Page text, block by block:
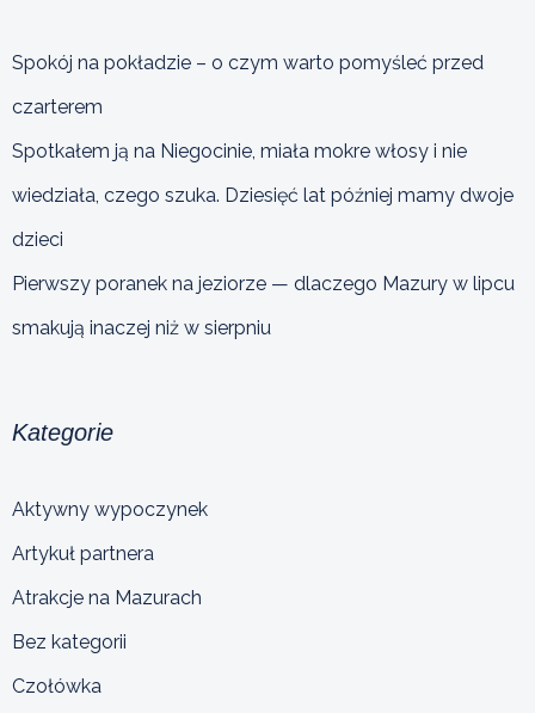
Spokój na pokładzie – o czym warto pomyśleć przed
czarterem
Spotkałem ją na Niegocinie, miała mokre włosy i nie
wiedziała, czego szuka. Dziesięć lat później mamy dwoje
dzieci
Pierwszy poranek na jeziorze — dlaczego Mazury w lipcu
smakują inaczej niż w sierpniu
Kategorie
Aktywny wypoczynek
Artykuł partnera
Atrakcje na Mazurach
Bez kategorii
Czołówka